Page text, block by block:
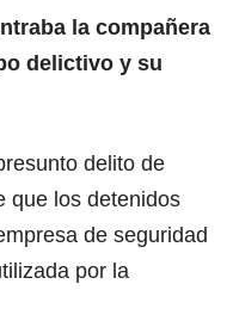
la compañera
delictivo y su
delito de
que los detenidos
de seguridad
por la